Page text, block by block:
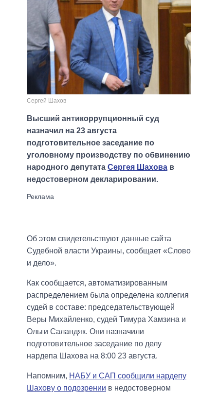
Сергей Шахов
Высший антикоррупционный суд
назначил на 23 августа
подготовительное заседание по
уголовному производству по обвинению
народного депутата Сергея Шахова в
недостоверном декларировании.
Об этом свидетельствуют данные сайта
Судебной власти Украины, сообщает «Слово
и дело».
Как сообщается, автоматизированным
распределением была определена коллегия
судей в составе: председательствующей
Веры Михайленко, судей Тимура Хамзина и
Ольги Саландяк. Они назначили
подготовительное заседание по делу
нардепа Шахова на 8:00 23 августа.
Напомним, НАБУ и САП сообщили нардепу
Шахову о подозрении в недостоверном